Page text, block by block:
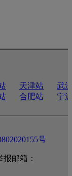
天津站
武
合肥站 宁
号
邮箱：